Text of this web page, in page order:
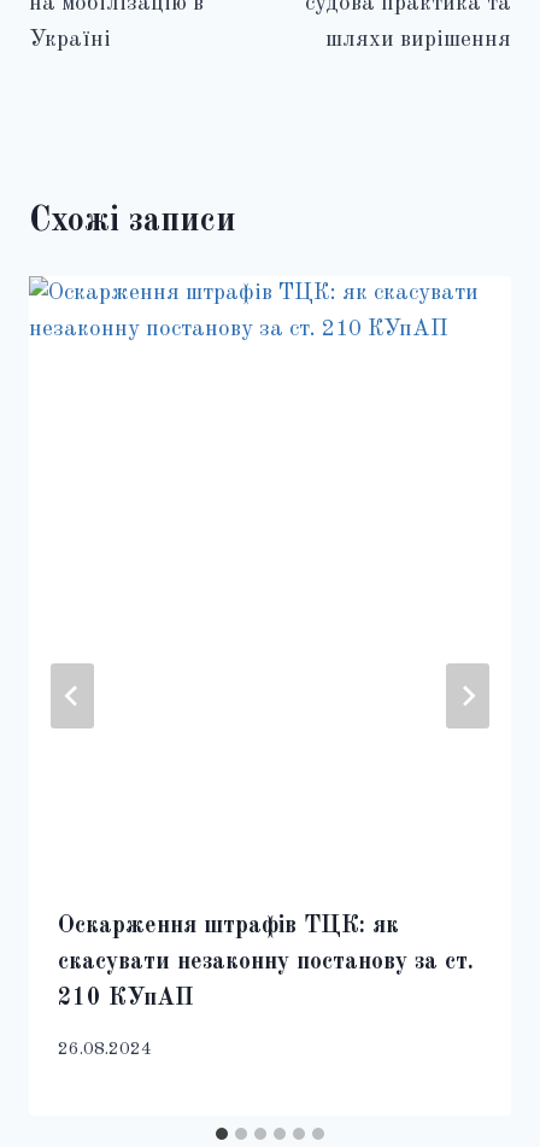
Україні
шляхи вирішення
Схожі записи
Оскарження штрафів ТЦК: як
скасувати незаконну постанову за ст.
210 КУпАП
26.08.2024